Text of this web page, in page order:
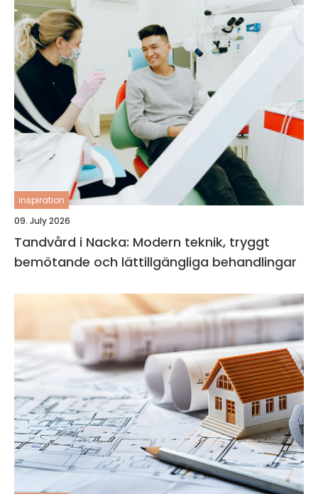
inspiration
09. July 2026
Tandvård i Nacka: Modern teknik, tryggt
bemötande och lättillgängliga behandlingar